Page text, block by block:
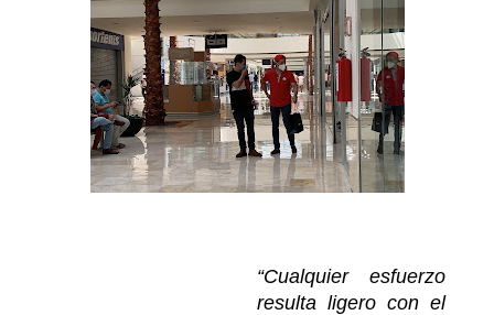
“Cualquier esfuerzo
resulta ligero con el